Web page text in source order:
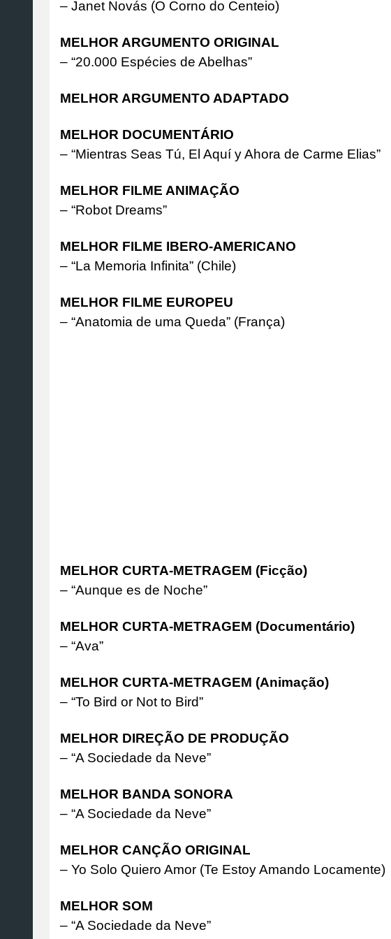
– Janet Novás (O Corno do Centeio)
MELHOR ARGUMENTO ORIGINAL
– “20.000 Espécies de Abelhas”
MELHOR ARGUMENTO ADAPTADO
MELHOR DOCUMENTÁRIO
– “Mientras Seas Tú, El Aquí y Ahora de Carme Elias”
MELHOR FILME ANIMAÇÃO
– “Robot Dreams”
MELHOR FILME IBERO-AMERICANO
– “La Memoria Infinita” (Chile)
MELHOR FILME EUROPEU
– “Anatomia de uma Queda” (França)
MELHOR CURTA-METRAGEM (Ficção)
– “Aunque es de Noche”
MELHOR CURTA-METRAGEM (Documentário)
– “Ava”
MELHOR CURTA-METRAGEM (Animação)
– “To Bird or Not to Bird”
MELHOR DIREÇÃO DE PRODUÇÃO
– “A Sociedade da Neve”
MELHOR BANDA SONORA
– “A Sociedade da Neve”
MELHOR CANÇÃO ORIGINAL
– Yo Solo Quiero Amor (Te Estoy Amando Locamente)
MELHOR SOM
– “A Sociedade da Neve”